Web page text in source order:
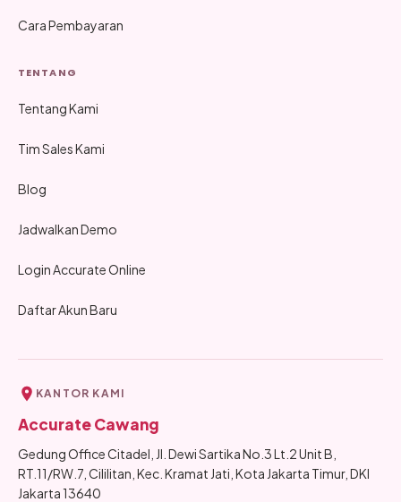
Cara Pembayaran
TENTANG
Tentang Kami
Tim Sales Kami
Blog
Jadwalkan Demo
Login Accurate Online
Daftar Akun Baru
KANTOR KAMI
Accurate Cawang
Gedung Office Citadel, Jl. Dewi Sartika No.3 Lt.2 Unit B,
RT.11/RW.7, Cililitan, Kec. Kramat Jati, Kota Jakarta Timur, DKI
Jakarta 13640